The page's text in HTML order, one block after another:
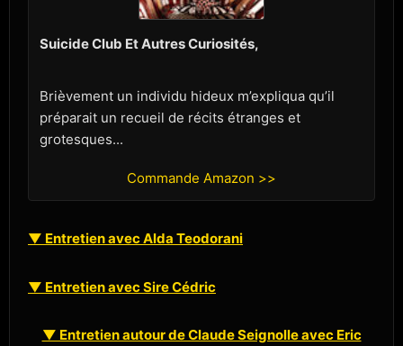
Suicide Club Et Autres Curiosités,
Brièvement un individu hideux m’expliqua qu’il
préparait un recueil de récits étranges et
grotesques...
Commande Amazon >>
▼ Entretien avec Alda Teodorani
▼ Entretien avec Sire Cédric
▼ Entretien autour de Claude Seignolle avec Eric